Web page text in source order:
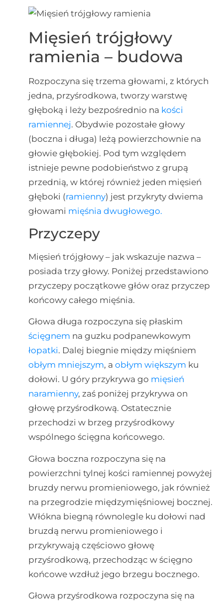
Mięsień trójgłowy
ramienia – budowa
Rozpoczyna się trzema głowami, z których
jedna, przyśrodkowa, tworzy warstwę
głęboką i leży bezpośrednio na kości
ramiennej. Obydwie pozostałe głowy
(boczna i długa) leżą powierzchownie na
głowie głębokiej. Pod tym względem
istnieje pewne podobieństwo z grupą
przednią, w której również jeden mięsień
głęboki (ramienny) jest przykryty dwiema
głowami mięśnia dwugłowego.
Przyczepy
Mięsień trójgłowy – jak wskazuje nazwa –
posiada trzy głowy. Poniżej przedstawiono
przyczepy początkowe głów oraz przyczep
końcowy całego mięśnia.
Głowa długa rozpoczyna się płaskim
ścięgnem na guzku podpanewkowym
łopatki. Dalej biegnie między mięśniem
obłym mniejszym, a obłym większym ku
dołowi. U góry przykrywa go mięsień
naramienny, zaś poniżej przykrywa on
głowę przyśrodkową. Ostatecznie
przechodzi w brzeg przyśrodkowy
wspólnego ścięgna końcowego.
Głowa boczna rozpoczyna się na
powierzchni tylnej kości ramiennej powyżej
bruzdy nerwu promieniowego, jak również
na przegrodzie międzymięśniowej bocznej.
Włókna biegną równolegle ku dołowi nad
bruzdą nerwu promieniowego i
przykrywają częściowo głowę
przyśrodkową, przechodząc w ścięgno
końcowe wzdłuż jego brzegu bocznego.
Głowa przyśrodkowa rozpoczyna się na